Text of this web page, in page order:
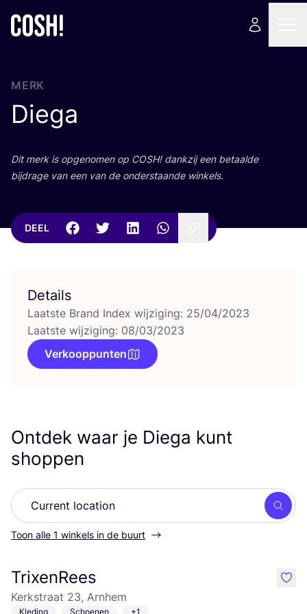
MERK
Diega
Dit merk is opge­no­men op COSH! dank­zij een betaal­de
bij­dra­ge van een van de onder­staan­de winkels.
DEEL
Details
Laatste Brand Index wijziging: 25/04/2023
Laatste wijziging: 08/03/2023
Verkooppunten
Ontdek waar je Diega kunt
shoppen
Zoek
Toon alle 1 winkels in de buurt
TrixenRees
Kerkstraat 23, Arnhem
Kleding Schoenen +1
like